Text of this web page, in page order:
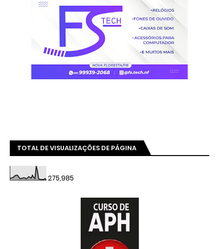
TOTAL DE VISUALIZAÇÕES DE PÁGINA
275,985